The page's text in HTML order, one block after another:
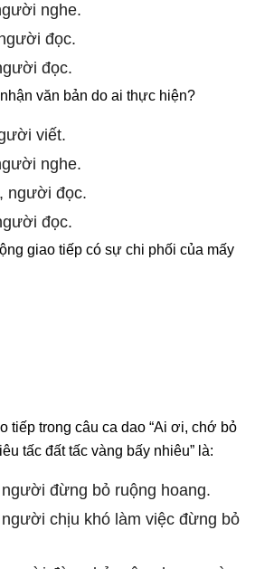
nghe.
đọc.
đọc.
văn bản do ai thực hiện?
viết.
nghe.
người đọc.
đọc.
giao tiếp có sự chi phối của mấy
tiếp trong câu ca dao “Ai ơi, chớ bỏ
tấc đất tấc vàng bấy nhiêu” là:
đừng bỏ ruộng hoang.
chịu khó làm việc đừng bỏ